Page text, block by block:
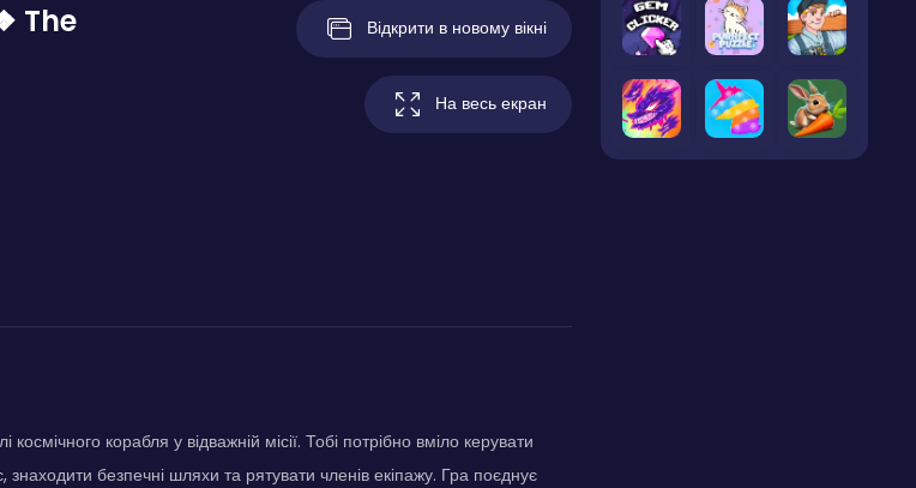
The
Відкрити в новому вікні
На весь екран
корабля у відважній місії. Тобі потрібно вміло керувати
безпечні шляхи та рятувати членів екіпажу. Гра поєднує